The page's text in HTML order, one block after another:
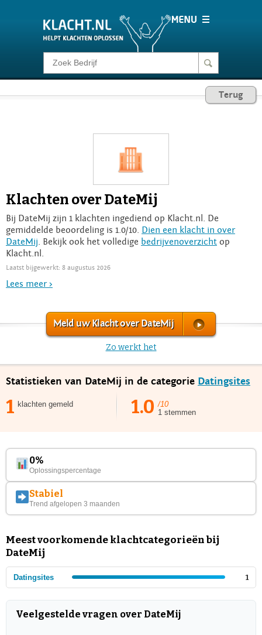
Klacht melden
Login
Terug
Klachten over DateMij
Bij DateMij zijn 1 klachten ingediend op Klacht.nl. De
gemiddelde beoordeling is 1.0/10. Dien een klacht in over
DateMij . Bekijk ook het volledige bedrijvenoverzicht op
Klacht.nl.
Laatst bijgewerkt: 8 augustus 2026
Lees meer >
Meld uw Klacht over DateMij
Zo werkt het
Statistieken van DateMij in de categorie Datingsites
1 klachten gemeld 1.0 /10
1 stemmen
0%
Oplossingspercentage
Stabiel
Trend afgelopen 3 maanden
Meest voorkomende klachtcategorieën bij
DateMij
Datingsites 1
Veelgestelde vragen over DateMij